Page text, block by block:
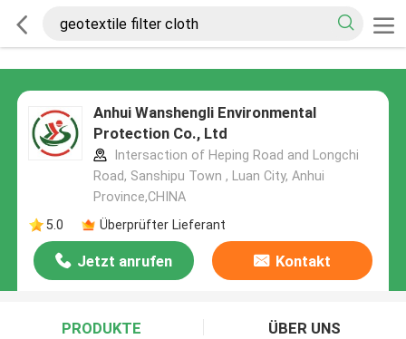
Anhui Wanshengli Environmental
Protection Co., Ltd
Intersaction of Heping Road and Longchi
Road, Sanshipu Town , Luan City, Anhui
Province,CHINA
5.0
Überprüfter Lieferant
Jetzt anrufen Kontakt
PRODUKTE ÜBER UNS